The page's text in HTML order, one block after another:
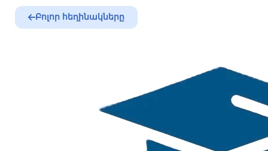
Բոլոր հեղինակները